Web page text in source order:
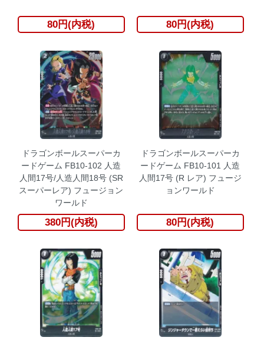
80円(内税) 80円(内税)
ドラゴンボールスーパーカ
ードゲーム FB10-102 人造
人間17号/人造人間18号 (SR
スーパーレア) フュージョン
ワールド
380円(内税)
ドラゴンボールスーパーカ
ードゲーム FB10-101 人造
人間17号 (R レア) フュージ
ョンワールド
80円(内税)